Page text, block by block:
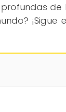
de
¡Sigue